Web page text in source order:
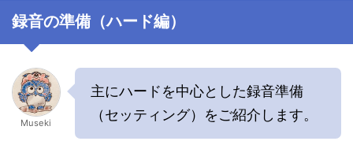
録音の準備（ハード編）
Museki
主にハードを中心とした録音準備
（セッティング）をご紹介します。